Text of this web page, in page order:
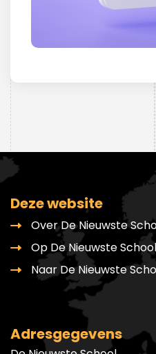
Deze website
Over De Nieuwste
Op De Nieuwste School
Naar De Nieuwste
Adresgegevens